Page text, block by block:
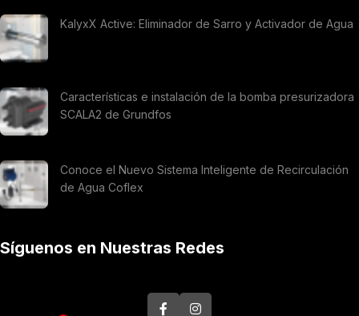
KalyxX Active: Eliminador de Sarro y Activador de Agua
Características e instalación de la bomba presurizadora
SCALA2 de Grundfos
Conoce el Nuevo Sistema Inteligente de Recirculación
de Agua Coflex
Síguenos en Nuestras Redes